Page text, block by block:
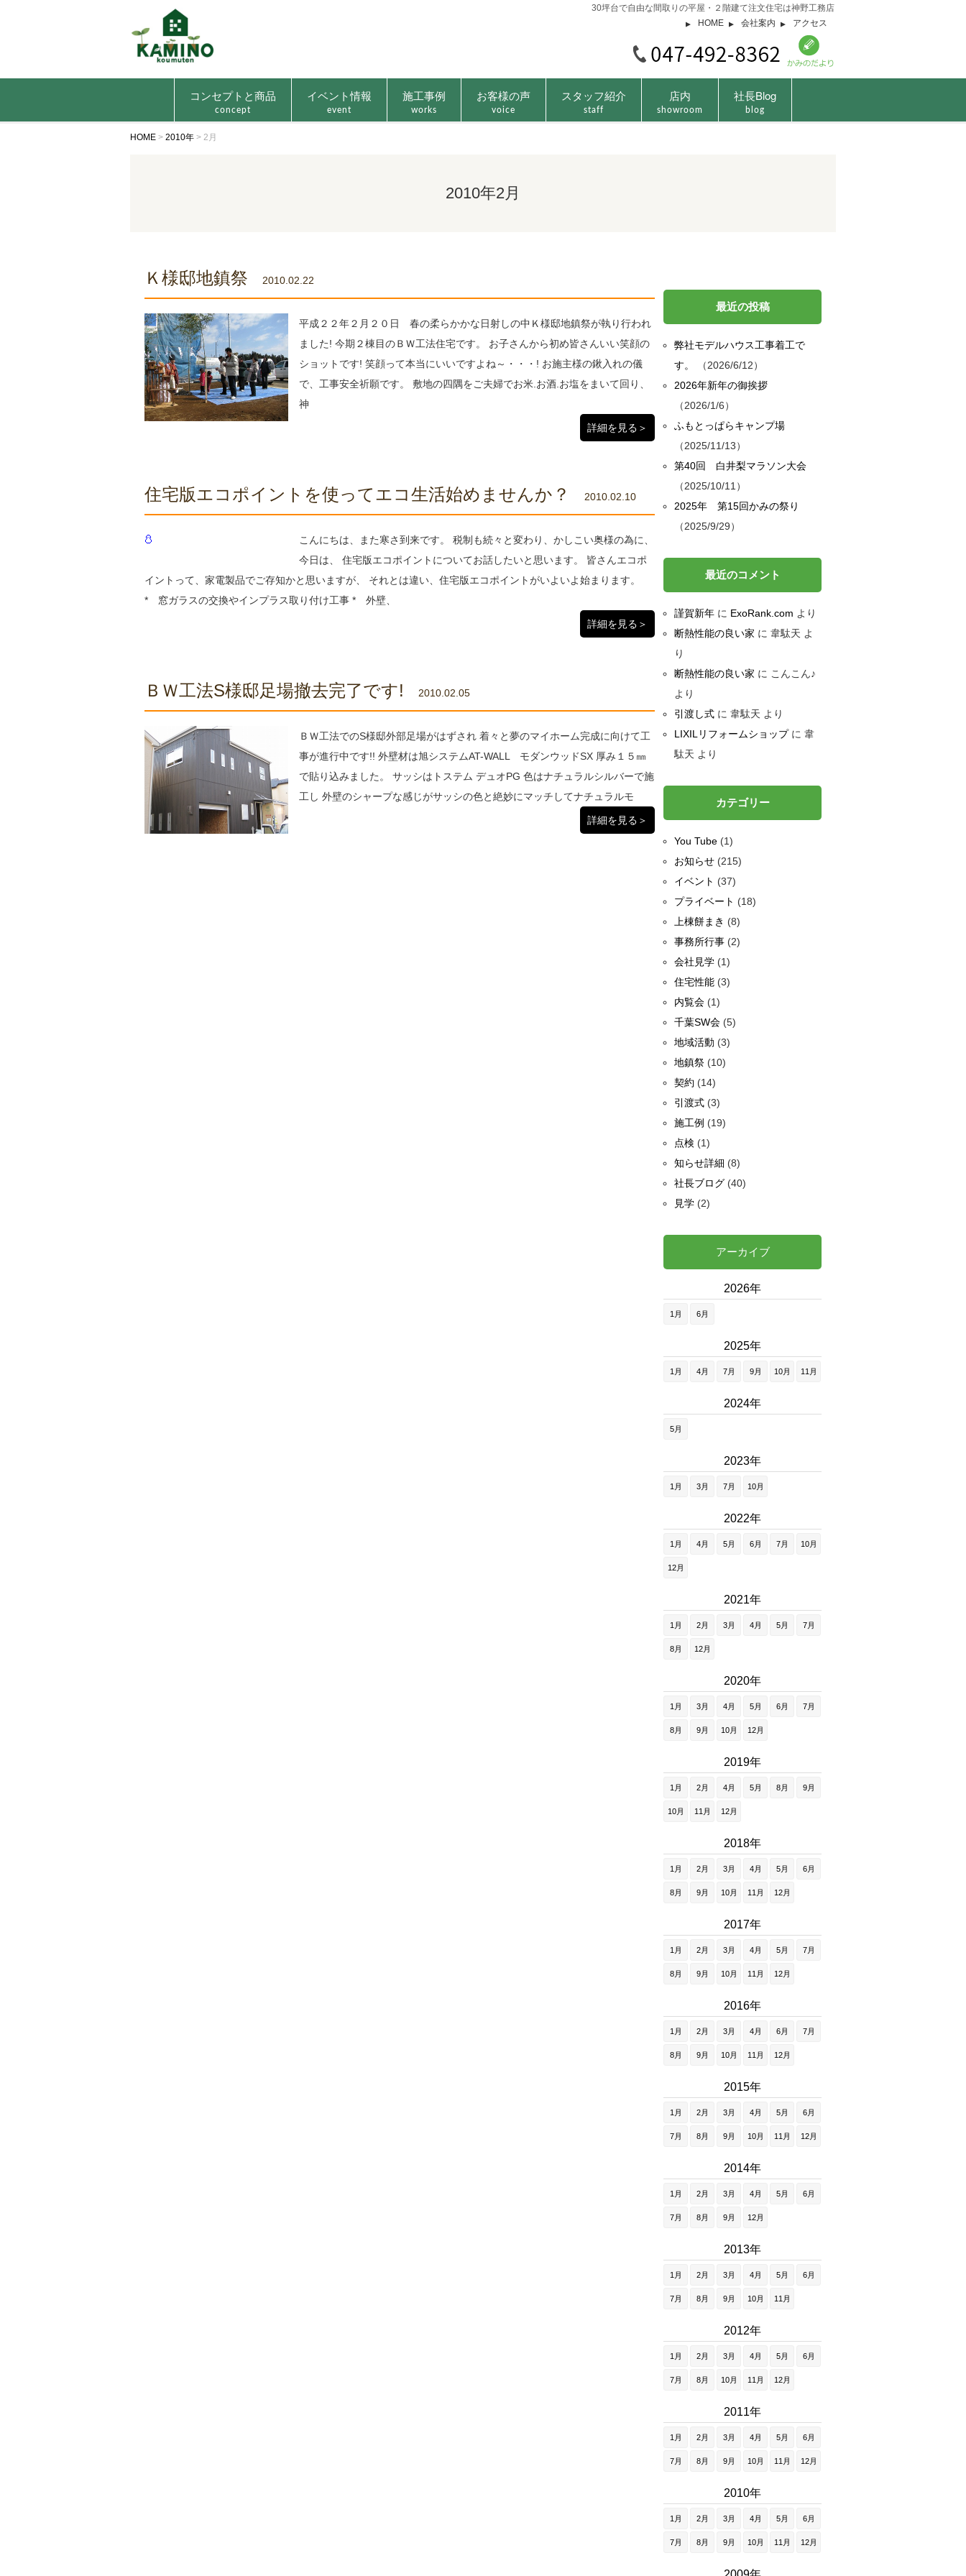
30坪台で自由な間取りの平屋・２階建て注文住宅は神野工務店
HOME
会社案内 アクセス
コンセプトと商品
concept
イベント情報
event
施工事例
works
お客様の声
voice
スタッフ紹介
staff
店内
showroom
社長Blog
blog
HOME > 2010年 > 2月
2010年2月
Ｋ様邸地鎮祭 2010.02.22
平成２２年２月２０日 春の柔らかかな日射しの中Ｋ様邸地鎮祭が執り行われ
ました! 今期２棟目のＢＷ工法住宅です。 お子さんから初め皆さんいい笑顔の
ショットです! 笑顔って本当にいいですよね～・・・! お施主様の鍬入れの儀
で、工事安全祈願です。 敷地の四隅をご夫婦でお米.お酒.お塩をまいて回り、
神
詳細を見る＞
住宅版エコポイントを使ってエコ生活始めませんか？ 2010.02.10
こんにちは、また寒さ到来です。 税制も続々と変わり、かしこい奥様の為に、
今日は、 住宅版エコポイントについてお話したいと思います。 皆さんエコポ
イントって、家電製品でご存知かと思いますが、 それとは違い、住宅版エコポイントがいよいよ始まります。
* 窓ガラスの交換やインプラス取り付け工事 * 外壁、
詳細を見る＞
ＢＷ工法S様邸足場撤去完了です! 2010.02.05
ＢＷ工法でのS様邸外部足場がはずされ 着々と夢のマイホーム完成に向けて工
事が進行中です!! 外壁材は旭システムAT-WALL モダンウッドSX 厚み１５㎜
で貼り込みました。 サッシはトステム デュオPG 色はナチュラルシルバーで施
工し 外壁のシャープな感じがサッシの色と絶妙にマッチしてナチュラルモ
詳細を見る＞
最近の投稿
弊社モデルハウス工事着工で
す。
2026/6/12
2026年新年の御挨拶
2026/1/6
ふもとっぱらキャンプ場
2025/11/13
第40回 白井梨マラソン大会
2025/10/11
2025年 第15回かみの祭り
2025/9/29
最近のコメント
謹賀新年 に ExoRank.com より
断熱性能の良い家 に 韋駄天 よ
り
断熱性能の良い家 に こんこん♪
より
引渡し式 に 韋駄天 より
LIXILリフォームショップに 韋
駄天 より
カテゴリー
You Tube (1)
お知らせ (215)
イベント (37)
プライベート (18)
上棟餅まき (8)
事務所行事 (2)
会社見学 (1)
住宅性能 (3)
内覧会 (1)
千葉SW会 (5)
地域活動 (3)
地鎮祭 (10)
契約 (14)
引渡式 (3)
施工例 (19)
点検 (1)
知らせ詳細 (8)
社長ブログ (40)
見学 (2)
アーカイブ
2026年
1月 6月
2025年
1月 4月 7月 9月 10月 11月
2024年
5月
2023年
1月 3月 7月 10月
2022年
1月 4月 5月 6月 7月 10月
12月
2021年
1月 2月 3月 4月 5月 7月
8月 12月
2020年
1月 3月 4月 5月 6月 7月
8月 9月 10月 12月
2019年
1月 2月 4月 5月 8月 9月
10月 11月 12月
2018年
1月 2月 3月 4月 5月 6月
8月 9月 10月 11月 12月
2017年
1月 2月 3月 4月 5月 7月
8月 9月 10月 11月 12月
2016年
1月 2月 3月 4月 6月 7月
8月 9月 10月 11月 12月
2015年
1月 2月 3月 4月 5月 6月
7月 8月 9月 10月 11月 12月
2014年
1月 2月 3月 4月 5月 6月
7月 8月 9月 12月
2013年
1月 2月 3月 4月 5月 6月
7月 8月 9月 10月 11月
2012年
1月 2月 3月 4月 5月 6月
7月 8月 10月 11月 12月
2011年
1月 2月 3月 4月 5月 6月
7月 8月 9月 10月 11月 12月
2010年
1月 2月 3月 4月 5月 6月
7月 8月 9月 10月 11月 12月